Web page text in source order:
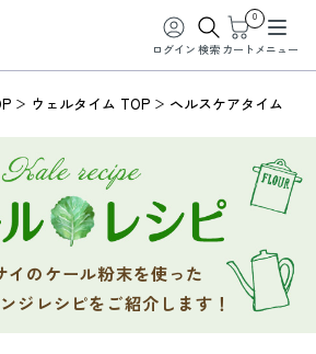
ログイン 検索
0
カート メニュー
ウェルタイム TOP ヘルスケアタイム
イのケール粉末を使った
ジレシピをご紹介します！